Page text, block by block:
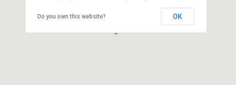
Do you own this website? OK